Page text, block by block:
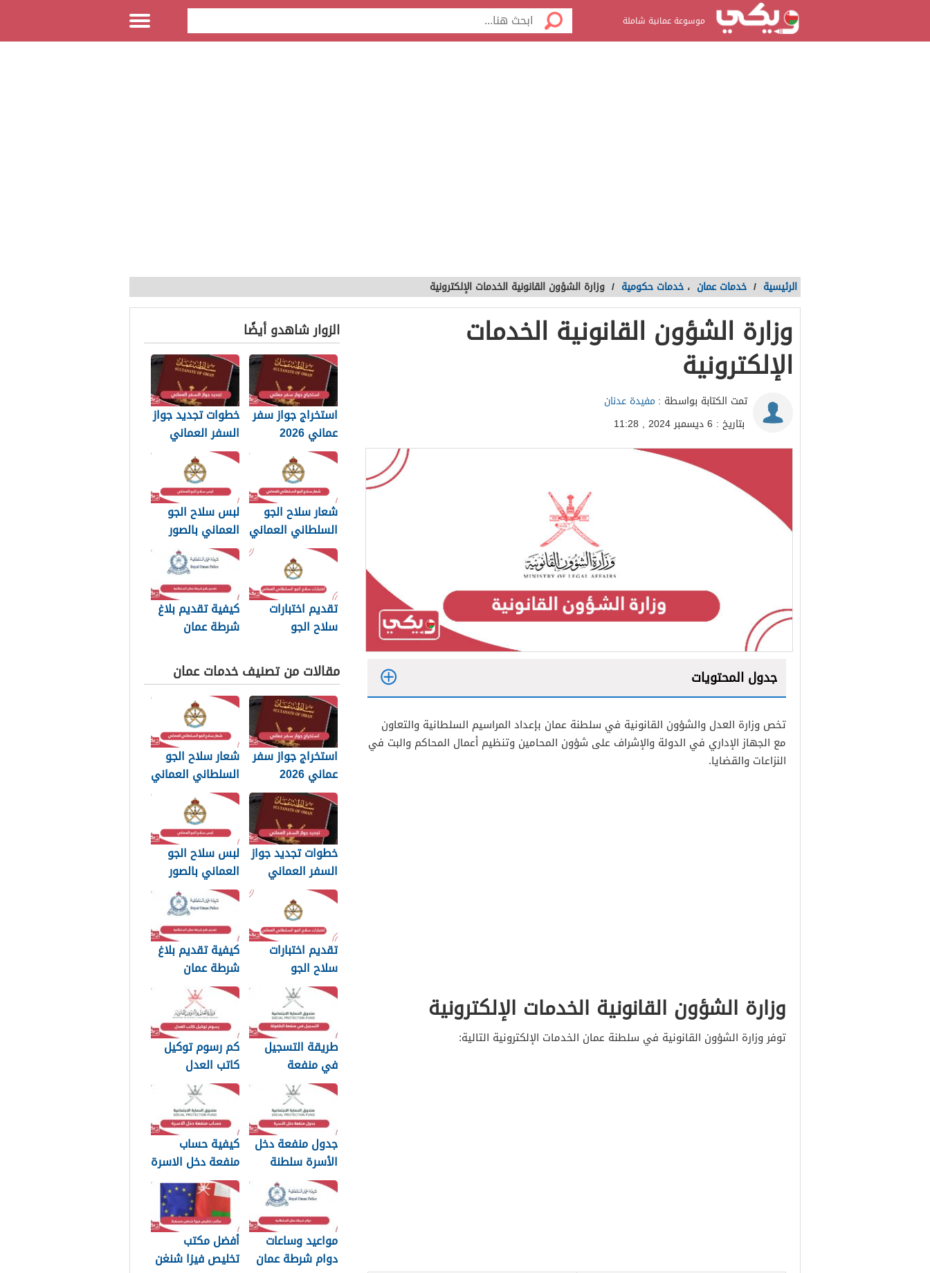
موسوعة عمانية شاملة
الرئيسية / خدمات عمان ، خدمات حكومية / وزارة الشؤون القانونية الخدمات الإلكترونية
وزارة الشؤون القانونية الخدمات
الإلكترونية
تمت الكتابة بواسطة : مفيدة عدنان
بتاريخ : 6 ديسمبر 2024 , 11:28
جدول المحتويات
2
3
تخص وزارة العدل والشؤون القانونية في سلطنة عمان بإعداد المراسيم السلطانية والتعاون
مع الجهاز الإداري في الدولة والإشراف على شؤون المحامين وتنظيم أعمال المحاكم والبت في
النزاعات والقضايا.
وزارة الشؤون القانونية الخدمات الإلكترونية
توفر وزارة الشؤون القانونية في سلطنة عمان الخدمات الإلكترونية التالية:
الزوار شاهدو أيضًا
استخراج جواز سفر
عماني 2026
المتطلبات التي
يجب أن تعرفها
خطوات تجديد جواز
السفر العماني
2026: الرسوم
والمستندات
المطلوبة
شعار سلاح الجو
السلطاني العماني
png بجودة عالية
2026
لبس سلاح الجو
العماني بالصور
2026
تقديم اختبارات
سلاح الجو
2026
كيفية تقديم بلاغ
شرطة عمان
مقالات من تصنيف خدمات عمان
استخراج جواز سفر
عماني 2026
المتطلبات التي
يجب أن تعرفها
شعار سلاح الجو
السلطاني العماني
png بجودة عالية
2026
خطوات تجديد جواز
السفر العماني
2026: الرسوم
والمستندات
المطلوبة
لبس سلاح الجو
العماني بالصور
2026
تقديم اختبارات
سلاح الجو
السلطاني العماني
2026
كيفية تقديم بلاغ
شرطة عمان
السلطانية 2026
طريقة التسجيل
في منفعة
الطفولة 2026
كم رسوم توكيل
كاتب العدل
سلطنة عمان 2026
جدول منفعة دخل
الأسرة سلطنة
عمان 2026
كيفية حساب
منفعة دخل الاسرة
سلطنة عمان 2026
مواعيد وساعات
دوام شرطة عمان
أفضل مكتب
تخليص فيزا شنغن